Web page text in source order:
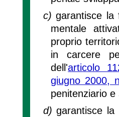
c)garantisce la
mentale
proprio
in carcere
dell'articolo
giugno 2000,
penitenziario
d)garantisce